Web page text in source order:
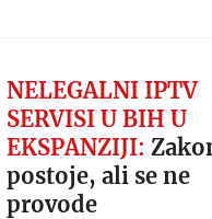
NELEGALNI IPTV
SERVISI U BIH U
EKSPANZIJI:
postoje, ali se ne
provode